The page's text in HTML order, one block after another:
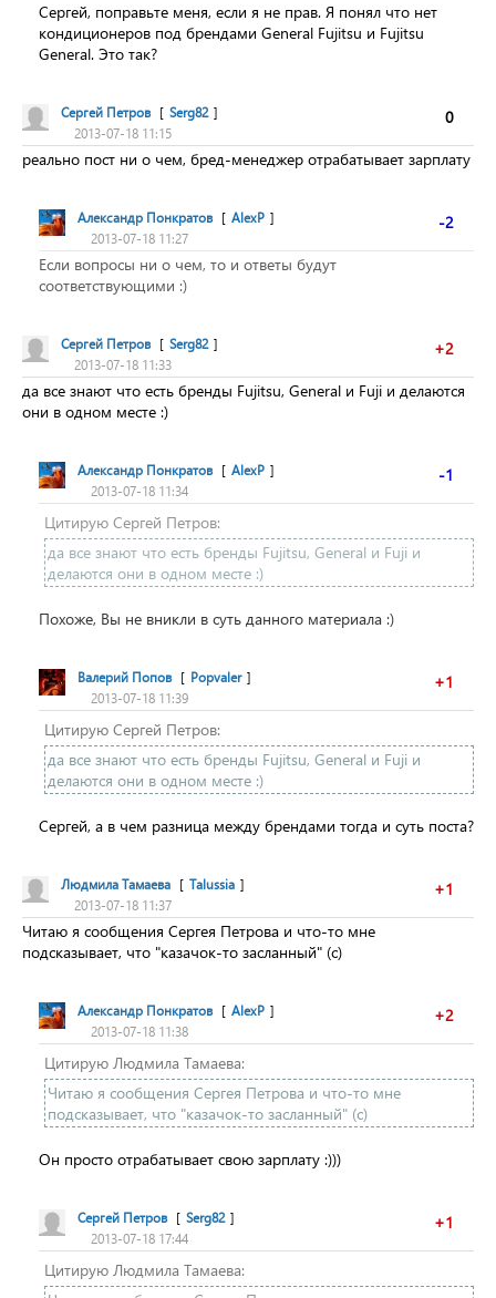
Сергей, поправьте меня, если я не прав. Я понял что нет
кондиционеров под брендами General Fujitsu и Fujitsu
General. Это так?
0
Сергей Петров [ Serg82 ]
2013-07-18 11:15
реально пост ни о чем, бред-менеджер отрабатывает зарплату
-2
Александр Понкратов [ AlexP ]
2013-07-18 11:27
Если вопросы ни о чем, то и ответы будут
соответствующими :)
+2
Сергей Петров [ Serg82 ]
2013-07-18 11:33
да все знают что есть бренды Fujitsu, General и Fuji и делаются
они в одном месте :)
-1
Александр Понкратов [ AlexP ]
2013-07-18 11:34
Цитирую Сергей Петров:
да все знают что есть бренды Fujitsu, General и Fuji и
делаются они в одном месте :)
Похоже, Вы не вникли в суть данного материала :)
+1
Валерий Попов [ Popvaler ]
2013-07-18 11:39
Цитирую Сергей Петров:
да все знают что есть бренды Fujitsu, General и Fuji и
делаются они в одном месте :)
Сергей, а в чем разница между брендами тогда и суть поста?
+1
Людмила Тамаева [ Talussia ]
2013-07-18 11:37
Читаю я сообщения Сергея Петрова и что-то мне
подсказывает, что "казачок-то засланный" (с)
+2
Александр Понкратов [ AlexP ]
2013-07-18 11:38
Цитирую Людмила Тамаева:
Читаю я сообщения Сергея Петрова и что-то мне
подсказывает, что "казачок-то засланный" (с)
Он просто отрабатывает свою зарплату :)))
+1
Сергей Петров [ Serg82 ]
2013-07-18 17:44
Цитирую Людмила Тамаева: